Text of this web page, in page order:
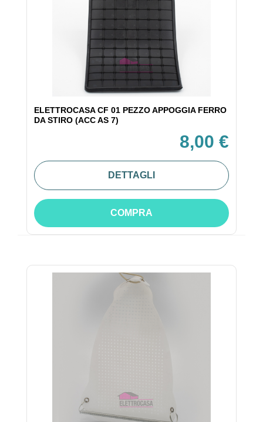
ELETTROCASA CF 01 PEZZO APPOGGIA FERRO
DA STIRO (ACC AS 7)
8,00 €
DETTAGLI
COMPRA